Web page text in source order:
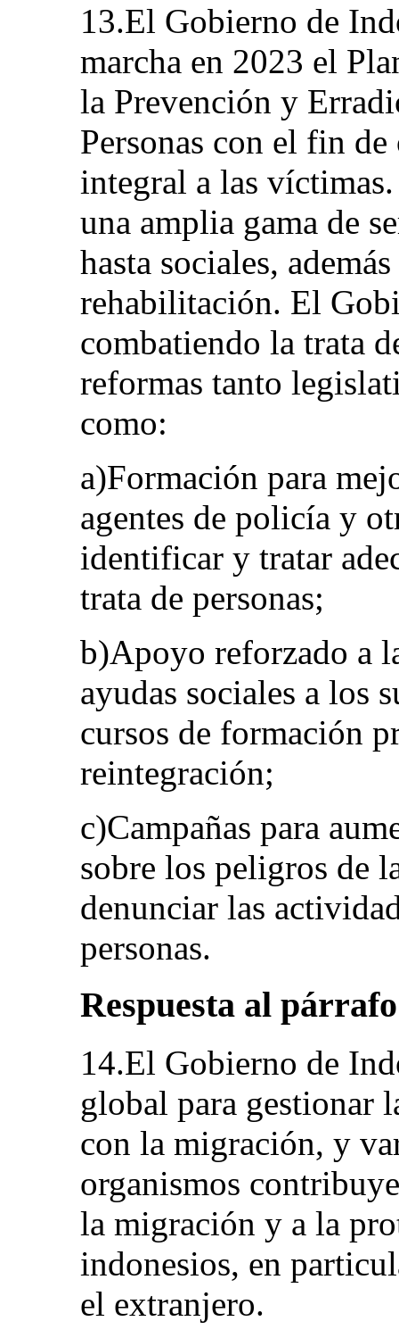
13.El Gobierno de
marcha en 2023 el
la Prevención y
Personas con el fin
integral a las
una amplia gama de
hasta sociales,
rehabilitación. El
combatiendo la trata
reformas tanto
como:
a)Formación para
agentes de policía y
identificar y tratar
trata de personas;
b)Apoyo reforzado a
ayudas sociales a los
cursos de formación
reintegración;
c)Campañas para
sobre los peligros de
denunciar las
personas.
Respuesta al
14.El Gobierno de
global para gestionar
con la migración, y
organismos
la migración y a la
indonesios, en
el extranjero.